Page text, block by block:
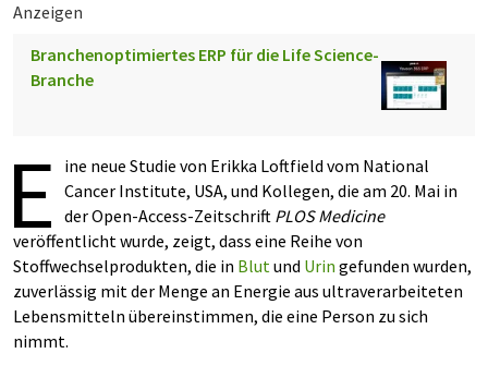
Anzeigen
Branchenoptimiertes ERP für die Life Science-
Branche
E
ine neue Studie von Erikka Loftfield vom National
Cancer Institute, USA, und Kollegen, die am 20. Mai in
der Open-Access-Zeitschrift PLOS Medicine
veröffentlicht wurde, zeigt, dass eine Reihe von
Stoffwechselprodukten, die in Blutund Urin gefunden wurden,
zuverlässig mit der Menge an Energie aus ultraverarbeiteten
Lebensmitteln übereinstimmen, die eine Person zu sich
nimmt.